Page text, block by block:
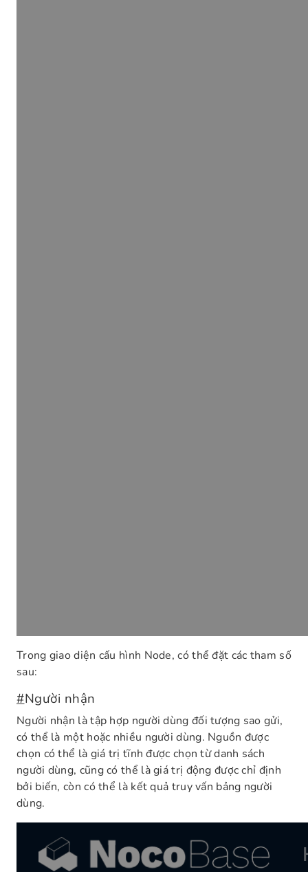
Trong giao diện cấu hình Node, có thể đặt các tham số
sau:
#Người nhận
Người nhận là tập hợp người dùng đối tượng sao gửi,
có thể là một hoặc nhiều người dùng. Nguồn được
chọn có thể là giá trị tĩnh được chọn từ danh sách
người dùng, cũng có thể là giá trị động được chỉ định
bởi biến, còn có thể là kết quả truy vấn bảng người
dùng.